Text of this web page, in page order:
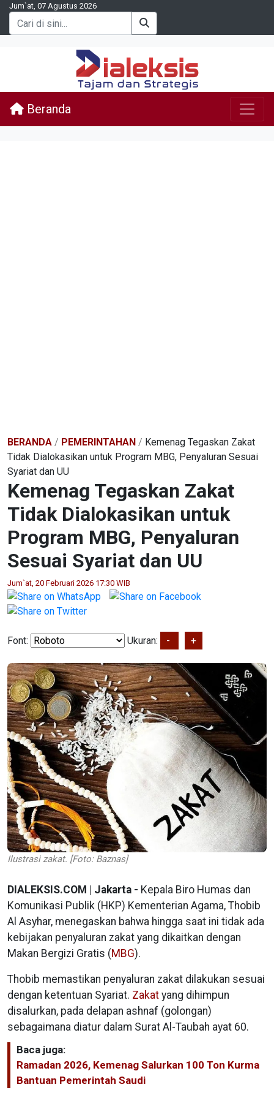
Jum`at, 07 Agustus 2026
Beranda
BERANDA / PEMERINTAHAN / Kemenag Tegaskan Zakat
Tidak Dialokasikan untuk Program MBG, Penyaluran Sesuai
Syariat dan UU
Kemenag Tegaskan Zakat
Tidak Dialokasikan untuk
Program MBG, Penyaluran
Sesuai Syariat dan UU
Jum`at, 20 Februari 2026 17:30 WIB
Font: Ukuran: - +
Ilustrasi zakat. [Foto: Baznas]
DIALEKSIS.COM | Jakarta - Kepala Biro Humas dan
Komunikasi Publik (HKP) Kementerian Agama, Thobib
Al Asyhar, menegaskan bahwa hingga saat ini tidak ada
kebijakan penyaluran zakat yang dikaitkan dengan
Makan Bergizi Gratis (MBG).
Thobib memastikan penyaluran zakat dilakukan sesuai
dengan ketentuan Syariat. Zakat yang dihimpun
disalurkan, pada delapan ashnaf (golongan)
sebagaimana diatur dalam Surat Al-Taubah ayat 60.
Baca juga:
Ramadan 2026, Kemenag Salurkan 100 Ton Kurma
Bantuan Pemerintah Saudi